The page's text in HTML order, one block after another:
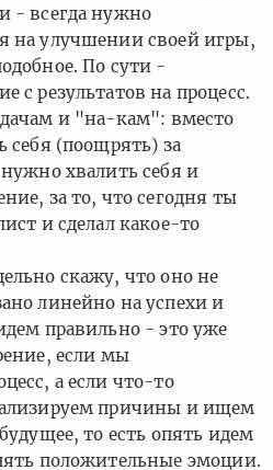
- всегда нужно
на улучшении своей игры,
По сути -
с результатов на процесс.
и "на-кам": вместо
себя (поощрять) за
хвалить себя и
за то, что сегодня ты
и сделал какое-то
скажу, что оно не
линейно на успехи и
правильно - это уже
если мы
а если что-то
причины и ищем
то есть опять идем
положительные эмоции.